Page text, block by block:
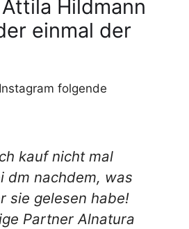
Hildmann
einmal der
folgende
kauf nicht mal
dm nachdem, was
sie gelesen habe!
Partner Alnatura